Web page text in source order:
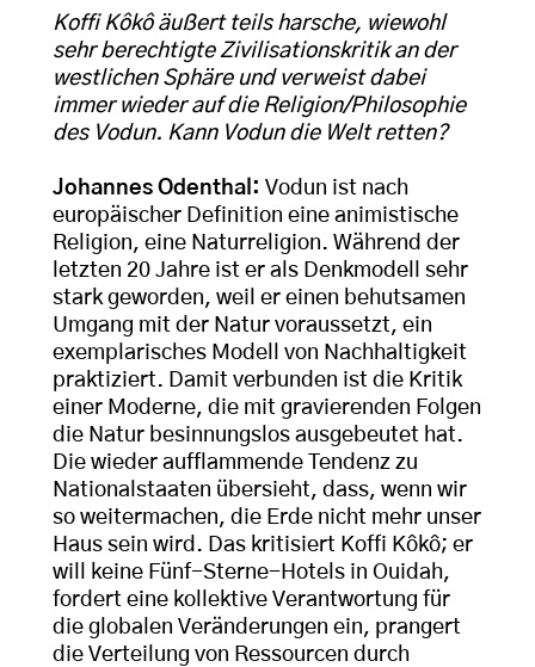
Koffi Kôkô äußert teils harsche, wiewohl
sehr berechtigte Zivilisationskritik an der
westlichen Sphäre und verweist dabei
immer wieder auf die Religion/Philosophie
des Vodun. Kann Vodun die Welt retten?
Johannes Odenthal: Vodun ist nach
europäischer Definition eine animistische
Religion, eine Naturreligion. Während der
letzten 20 Jahre ist er als Denkmodell sehr
stark geworden, weil er einen behutsamen
Umgang mit der Natur voraussetzt, ein
exemplarisches Modell von Nachhaltigkeit
praktiziert. Damit verbunden ist die Kritik
einer Moderne, die mit gravierenden Folgen
die Natur besinnungslos ausgebeutet hat.
Die wieder aufflammende Tendenz zu
Nationalstaaten übersieht, dass, wenn wir
so weitermachen, die Erde nicht mehr unser
Haus sein wird. Das kritisiert Koffi Kôkô; er
will keine Fünf-Sterne-Hotels in Ouidah,
fordert eine kollektive Verantwortung für
die globalen Veränderungen ein, prangert
die Verteilung von Ressourcen durch